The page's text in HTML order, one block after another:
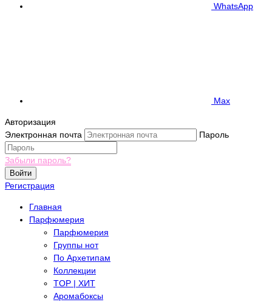
WhatsApp
Max
Авторизация
Электронная почта
Пароль
Забыли пароль?
Войти
Регистрация
Главная
Парфюмерия
Парфюмерия
Группы нот
По Архетипам
Коллекции
TOP | ХИТ
Аромабоксы